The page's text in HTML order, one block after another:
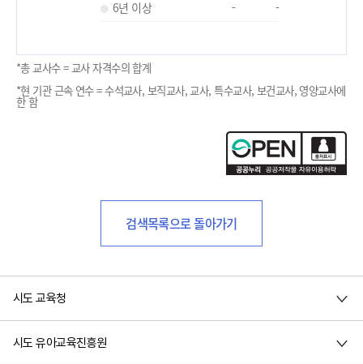
6년 이상
- -
*총 교사수 = 교사 자격수의 합계
*현 기관 근속 연수 = 수석교사, 보직교사, 교사, 특수교사, 보건교사, 영양교사에
한 함
검색목록으로 돌아가기
시도 교육청
시도 유아교육진흥원